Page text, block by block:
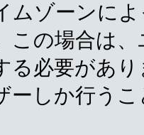
ムゾーンに
この場合は
る必要があ
ーしか行う